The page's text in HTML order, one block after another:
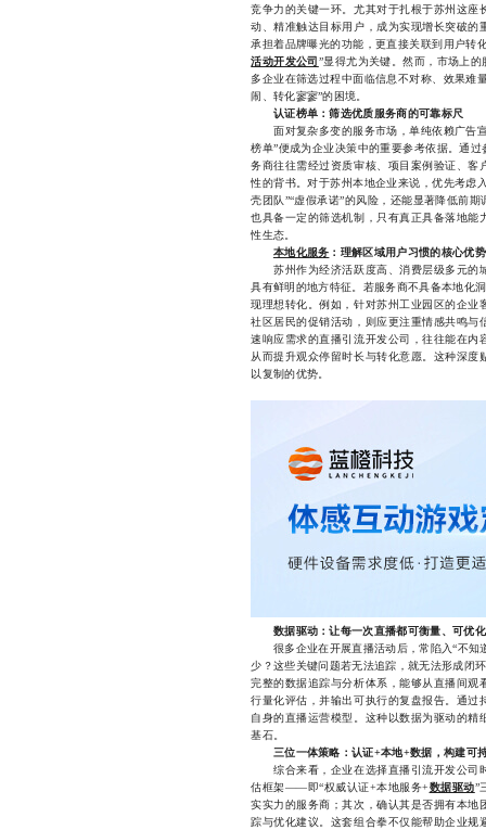
竞争力的关键一环。尤其对于扎根于苏州这
动、精准触达目标用户，成为实现增长突破
承担着品牌曝光的功能，更直接关联到用户转
活动开发公司 ”显得尤为关键。然而，市场上
多企业在筛选过程中面临信息不对称、效果难
闹、转化寥寥”的困境。
认证榜单：筛选优质服务商的可靠标尺
面对复杂多变的服务市场，单纯依赖广告宣
榜单”便成为企业决策中的重要参考依据。通
务商往往需经过资质审核、项目案例验证、
性的背书。对于苏州本地企业来说，优先考虑
壳团队”“虚假承诺”的风险，还能显著降低前
也具备一定的筛选机制，只有真正具备落地
性生态。
本地化服务 ：理解区域用户习惯的核心优势
苏州作为经济活跃度高、消费层级多元的
具有鲜明的地方特征。若服务商不具备本地化
现理想转化。例如，针对苏州工业园区的企
社区居民的促销活动，则应更注重情感共鸣
速响应需求的直播引流开发公司，往往能在
从而提升观众停留时长与转化意愿。这种深
以复制的优势。
数据驱动：让每一次直播都可衡量、可优化
很多企业在开展直播活动后，常陷入“不知
少？这些关键问题若无法追踪，就无法形成闭
完整的数据追踪与分析体系，能够从直播间
行量化评估，并输出可执行的复盘报告。通
自身的直播运营模型。这种以数据为驱动的
基石。
三位一体策略：认证+本地+数据，构建可
综合来看，企业在选择直播引流开发公司
估框架——即“权威认证+本地服务+数据驱动”
实实力的服务商；其次，确认其是否拥有本
踪与优化建议。这套组合拳不仅能帮助企业